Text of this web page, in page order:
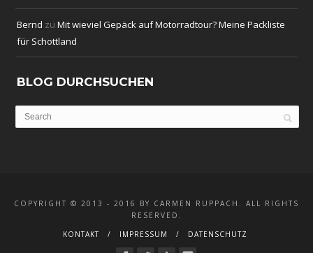
Bernd zuMit wieviel Gepäck auf Motorradtour? Meine Packliste
für Schottland
BLOG DURCHSUCHEN
COPYRIGHT © 2013 - 2016 BY CARMEN RUPPACH. ALL RIGHTS
RESERVED.
KONTAKT
IMPRESSUM DATENSCHUTZ